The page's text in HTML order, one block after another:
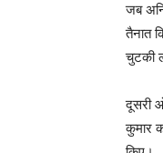
जब
तैनात
चुटकी
दूसरी
कुमार